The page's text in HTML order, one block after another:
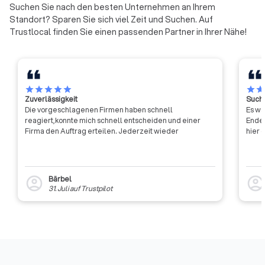
testen.
✓ Welche Führerscheinklassen werden
angeboten?
✓ Wie viele Fahrstunden sind durchschnittlich
nötig?
Suchen Sie nach den besten Unternehmen an Ihrem
Standort? Sparen Sie sich viel Zeit und Suchen. Auf
Trustlocal finden Sie einen passenden Partner in Ihrer Nähe!
starstarstarstarstar
Zuverlässigkeit
Die vorgeschlagenen Firmen haben schnell
reagiert,konnte mich schnell entscheiden und einer
Firma den Auftrag erteilen. Jederzeit wieder
account_circle
Bärbel
31. Juliauf Trustpilot
starstar
Es
hier
account_circle